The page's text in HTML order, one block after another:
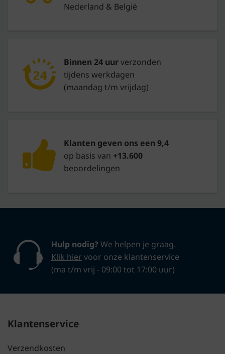
Nederland & België
Binnen 24 uurverzonden
tijdens werkdagen
(maandag t/m vrijdag)
Klanten geven ons een 9,4
op basis van +13.600
beoordelingen
Hulp nodig? We helpen je graag.
Klik hier voor onze klantenservice
(ma t/m vrij - 09:00 tot 17:00 uur)
Klantenservice
Verzendkosten